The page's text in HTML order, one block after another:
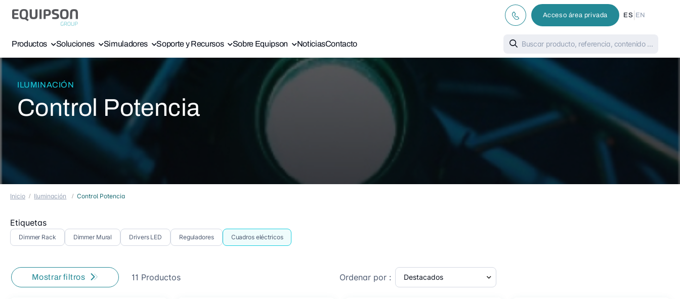
Acceso área privada ES EN
Productos Soluciones Simuladores Soporte y Recursos Sobre Equipson NoticiasContacto
ILUMINACIÓN
Control Potencia
Inicio Iluminación Control Potencia
Etiquetas
Dimmer Rack Dimmer Mural Drivers LED Reguladores Cuadros eléctricos
Mostrar filtros 11 Productos Ordenar por :